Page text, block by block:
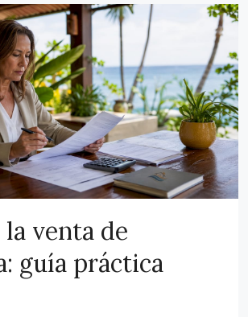
la venta de
guía práctica